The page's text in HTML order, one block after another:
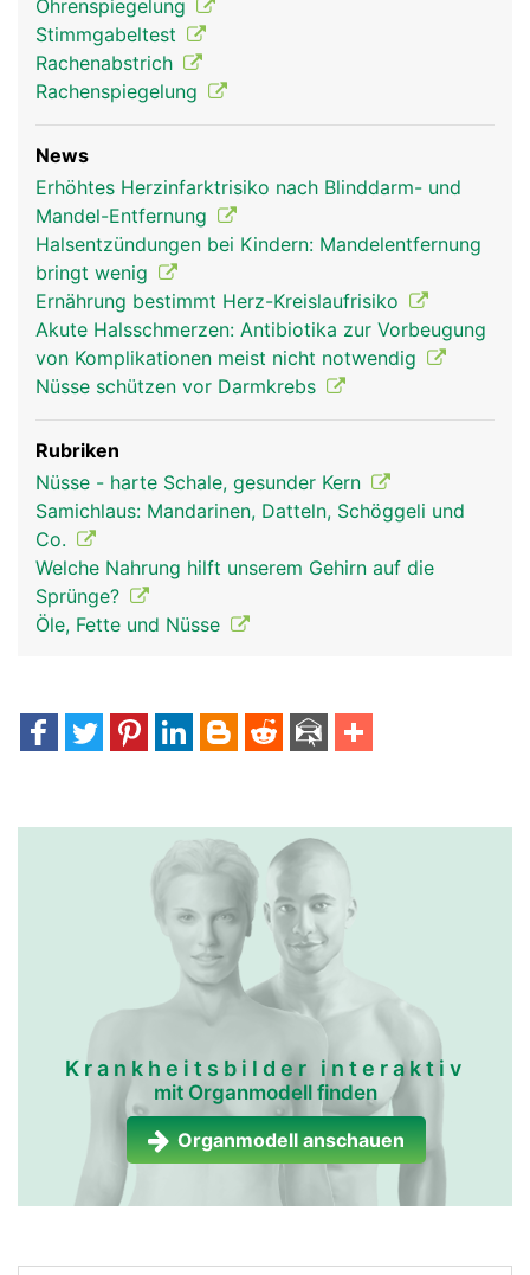
Ohrenspiegelung
Stimmgabeltest
Rachenabstrich
Rachenspiegelung
News
Erhöhtes Herzinfarktrisiko nach Blinddarm- und
Mandel-Entfernung
Halsentzündungen bei Kindern: Mandelentfernung
bringt wenig
Ernährung bestimmt Herz-Kreislaufrisiko
Akute Halsschmerzen: Antibiotika zur Vorbeugung
von Komplikationen meist nicht notwendig
Nüsse schützen vor Darmkrebs
Rubriken
Nüsse - harte Schale, gesunder Kern
Samichlaus: Mandarinen, Datteln, Schöggeli und
Co.
Welche Nahrung hilft unserem Gehirn auf die
Sprünge?
Öle, Fette und Nüsse
Krankheitsbilder interaktiv
mit Organmodell finden
Organmodell anschauen